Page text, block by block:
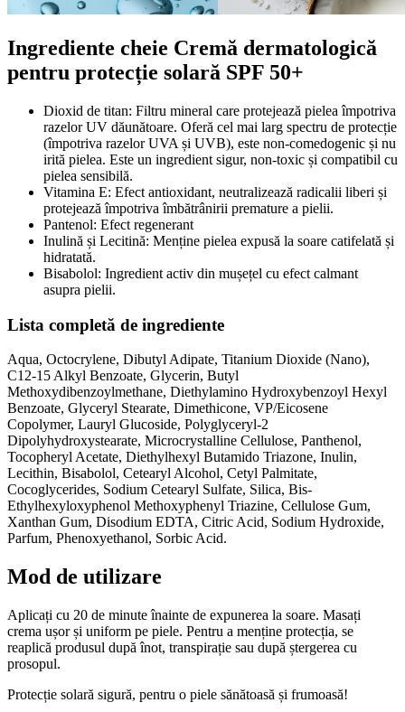
Ingrediente cheie Cremă dermatologică
pentru protecție solară SPF 50+
Dioxid de titan: Filtru mineral care protejează pielea împotriva
razelor UV dăunătoare. Oferă cel mai larg spectru de protecție
(împotriva razelor UVA și UVB), este non-comedogenic și nu
irită pielea. Este un ingredient sigur, non-toxic și compatibil cu
pielea sensibilă.
Vitamina E: Efect antioxidant, neutralizează radicalii liberi și
protejează împotriva îmbătrânirii premature a pielii.
Pantenol: Efect regenerant
Inulină și Lecitină: Menține pielea expusă la soare catifelată și
hidratată.
Bisabolol: Ingredient activ din mușețel cu efect calmant
asupra pielii.
Lista completă de ingrediente
Aqua, Octocrylene, Dibutyl Adipate, Titanium Dioxide (Nano),
C12-15 Alkyl Benzoate, Glycerin, Butyl
Methoxydibenzoylmethane, Diethylamino Hydroxybenzoyl Hexyl
Benzoate, Glyceryl Stearate, Dimethicone, VP/Eicosene
Copolymer, Lauryl Glucoside, Polyglyceryl-2
Dipolyhydroxystearate, Microcrystalline Cellulose, Panthenol,
Tocopheryl Acetate, Diethylhexyl Butamido Triazone, Inulin,
Lecithin, Bisabolol, Cetearyl Alcohol, Cetyl Palmitate,
Cocoglycerides, Sodium Cetearyl Sulfate, Silica, Bis-
Ethylhexyloxyphenol Methoxyphenyl Triazine, Cellulose Gum,
Xanthan Gum, Disodium EDTA, Citric Acid, Sodium Hydroxide,
Parfum, Phenoxyethanol, Sorbic Acid.
Mod de utilizare
Aplicați cu 20 de minute înainte de expunerea la soare. Masați
crema ușor și uniform pe piele. Pentru a menține protecția, se
reaplică produsul după înot, transpirație sau după ștergerea cu
prosopul.
Protecție solară sigură, pentru o piele sănătoasă și frumoasă!